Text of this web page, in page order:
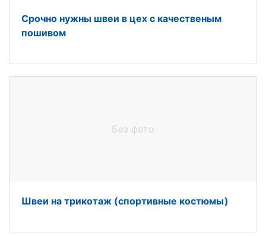
Срочно нужны швеи в цех с качественым
пошивом
Без фото
Швеи на трикотаж (спортивные костюмы)